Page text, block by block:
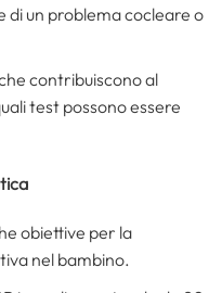
di un problema cocleare o
contribuiscono al
test possono essere
obiettive per la
nel bambino.